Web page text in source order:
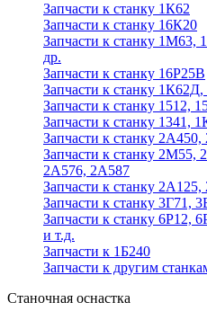
Запчасти к станку 1К62
Запчасти к станку 16К20
Запчасти к станку
др.
Запчасти к станку 16Р25В
Запчасти к станку
Запчасти к станку 1512,
Запчасти к станку 1341,
Запчасти к станку
Запчасти к станку
2А576, 2А587
Запчасти к станку
Запчасти к станку 3Г71,
Запчасти к станку
и т.д.
Запчасти к 1Б240
Запчасти к другим
Станочная оснастка